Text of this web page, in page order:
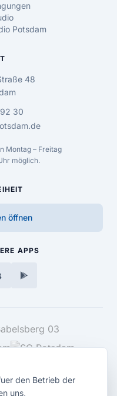
Potsdam
48
30
Montag – Freitag
möglich.
öffnen
APPS
den Betrieb der
uns,